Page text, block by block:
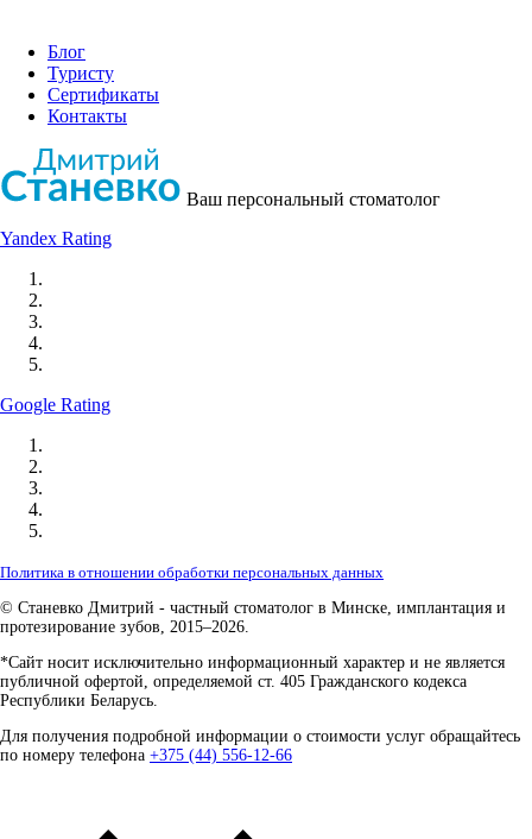
Блог
Туристу
Сертификаты
Контакты
Ваш персональный стоматолог
Yandex Rating
Google Rating
Политика в отношении обработки персональных данных
© Станевко Дмитрий - частный стоматолог в Минске, имплантация и
протезирование зубов, 2015–2026.
*Сайт носит исключительно информационный характер и не является
публичной офертой, определяемой ст. 405 Гражданского кодекса
Республики Беларусь.
Для получения подробной информации о стоимости услуг обращайтесь
по номеру телефона +375 (44) 556-12-66